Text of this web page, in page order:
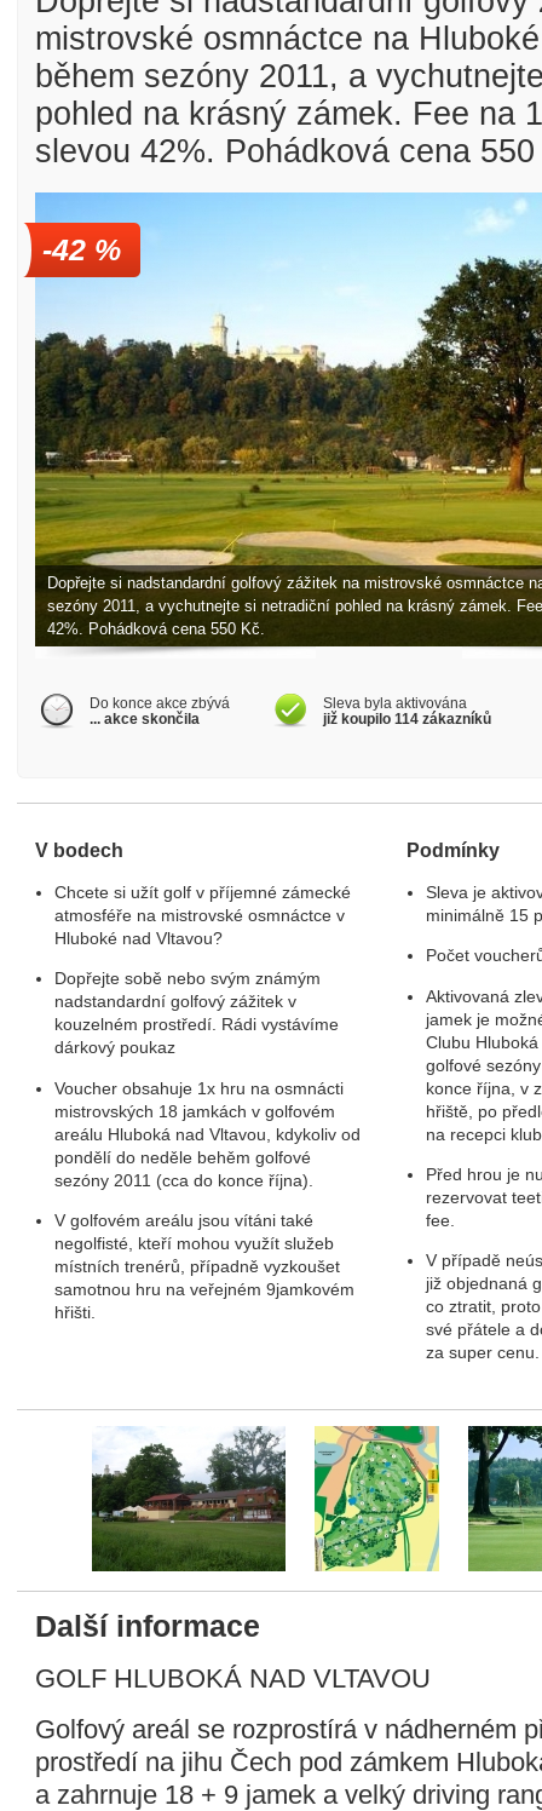
Golfové slevy – Slevy na green
mistrovské osmnáctce na
během sezóny 2011, a
pohled na krásný zámek. Fee na
slevou 42%. Pohádková cena
-42 %
Dopřejte si nadstandardní golfový zážitek na mistrovské osmnáctce
sezóny 2011, a vychutnejte si netradiční pohled na krásný zámek.
42%. Pohádková cena 550 Kč.
Do konce akce zbývá
... akce skončila
Sleva byla aktivována
již koupilo 114 zákazníků
V bodech
Chcete si užít golf v příjemné zámecké
atmosféře na mistrovské osmnáctce v
Hluboké nad Vltavou?
Dopřejte sobě nebo svým známým
nadstandardní golfový zážitek v
kouzelném prostředí. Rádi vystávíme
dárkový poukaz
Voucher obsahuje 1x hru na osmnácti
mistrovských 18 jamkách v golfovém
areálu Hluboká nad Vltavou, kdykoliv od
pondělí do neděle behěm golfové
sezóny 2011 (cca do konce října).
V golfovém areálu jsou vítáni také
negolfisté, kteří mohou využít služeb
místních trenérů, případně vyzkoušet
samotnou hru na veřejném 9jamkovém
hřišti.
Podmínky
Sleva je
minimálně 15
Počet
Aktivovaná
jamek je
Clubu
golfové
konce října, v
hřiště, po
na recepci
Před hrou je
rezervovat
fee.
V případě
již objednaná
co ztratit,
své přátele a
za super cenu.
Další informace
GOLF HLUBOKÁ NAD VLTAVOU
Golfový areál se rozprostírá v nádherném
prostředí na jihu Čech pod zámkem
a zahrnuje 18 + 9 jamek a velký driving